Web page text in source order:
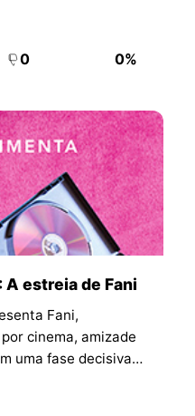
0 0%
A estreia de Fani
Fani,
cinema, amizade
uma fase decisiva